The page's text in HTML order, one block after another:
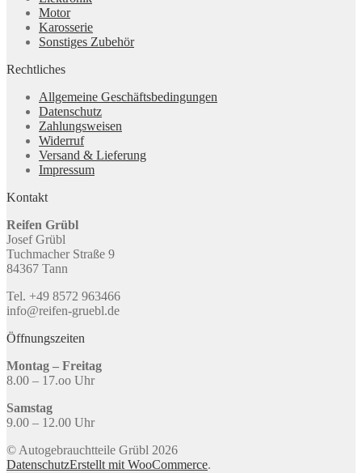
Motor
Karosserie
Sonstiges Zubehör
Rechtliches
Allgemeine Geschäftsbedingungen
Datenschutz
Zahlungsweisen
Widerruf
Versand & Lieferung
Impressum
Kontakt
Reifen Grübl
Josef Grübl
Tuchmacher Straße 9
84367 Tann
Tel. +49 8572 963466
info@reifen-gruebl.de
Öffnungszeiten
Montag – Freitag
8.00 – 17.oo Uhr
Samstag
9.00 – 12.00 Uhr
© Autogebrauchtteile Grübl 2026
DatenschutzErstellt mit WooCommerce.